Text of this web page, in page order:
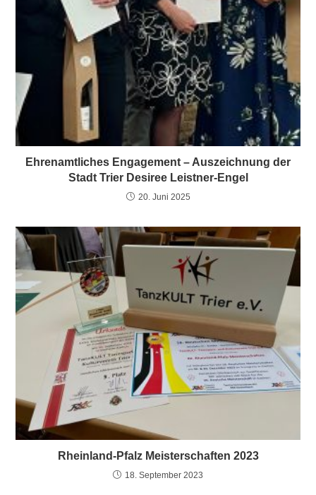
Ehrenamtliches Engagement – Auszeichnung der
Stadt Trier Desiree Leistner-Engel
20. Juni 2025
Rheinland-Pfalz Meisterschaften 2023
18. September 2023